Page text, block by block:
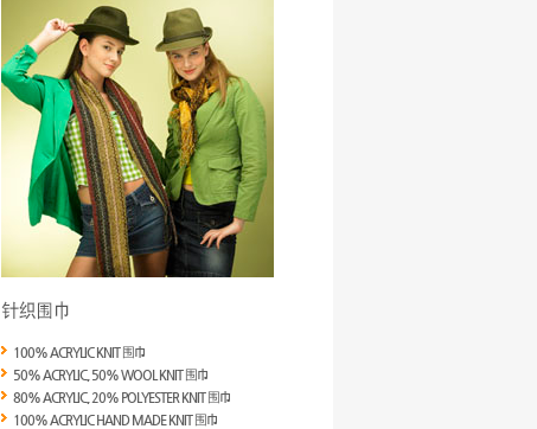
100% ACRYLIC KNIT 围巾
50% ACRYLIC, 50% WOOL KNIT 围巾
80% ACRYLIC, 20% POLYESTER KNIT 围巾
100% ACRYLIC HAND MADE KNIT 围巾